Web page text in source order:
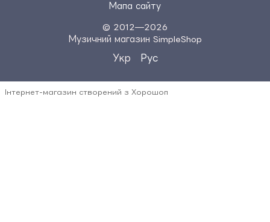
Мапа сайту
© 2012—2026
Музичний магазин SimpleShop
Укр Рус
Інтернет-магазин створений з Хорошоп